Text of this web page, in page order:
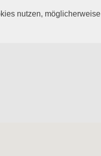
nutzen, möglicherweise